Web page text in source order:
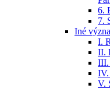
6.
7.
Iné
I.
II.
III.
IV.
V.